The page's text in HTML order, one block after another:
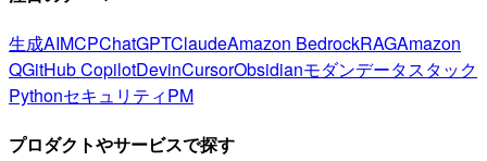
生成AIMCPChatGPTClaudeAmazon BedrockRAGAmazon
QGitHub CopilotDevinCursorObsidianモダンデータスタック
PythonセキュリティPM
プロダクトやサービスで探す